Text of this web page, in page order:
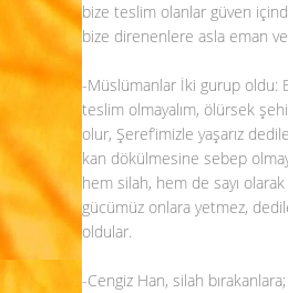
bize teslim olanlar güven
bize direnenlere asla eman
-Müslümanlar İki gurup oldu:
teslim olmayalım, ölürsek
olur, Şeref’imizle yaşarız
kan dökülmesine sebep
hem silah, hem de sayı olarak
gücümüz onlara yetmez,
oldular.
-Cengiz Han, silah